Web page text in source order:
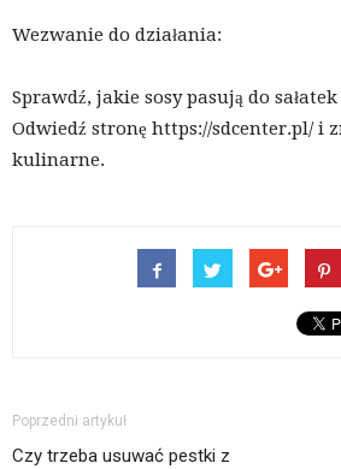
Wezwanie do działania:
Sprawdź, jakie sosy pasują do
Odwiedź stronę https://sdcenter.pl/ i
kulinarne.
Poprzedni artykuł
Czy trzeba usuwać pestki z